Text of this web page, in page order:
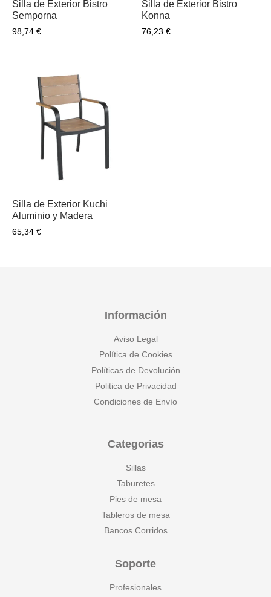
Silla de Exterior Bistro
Semporna
98,74 €
Silla de Exterior Bistro
Konna
76,23 €
Silla de Exterior Kuchi
Aluminio y Madera
65,34 €
Información
Aviso Legal
Política de Cookies
Políticas de Devolución
Politica de Privacidad
Condiciones de Envío
Categorias
Sillas
Taburetes
Pies de mesa
Tableros de mesa
Bancos Corridos
Soporte
Profesionales